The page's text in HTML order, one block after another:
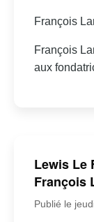
François
François
aux
Lewis Le
François
Publié le